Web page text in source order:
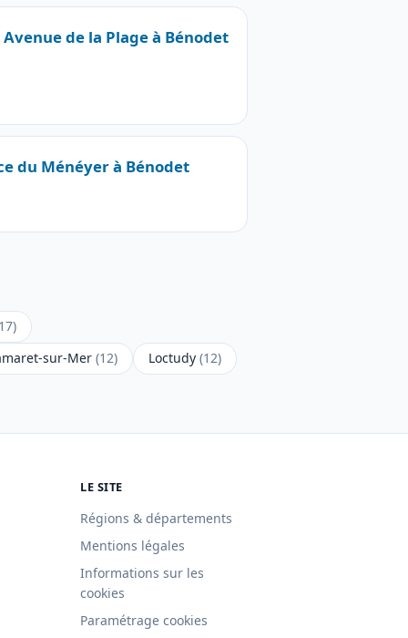
de la Plage à Bénodet
du Ménéyer à Bénodet
sur-Mer (12) Loctudy (12)
LE SITE
Régions & départements
Mentions légales
Informations sur les
cookies
Paramétrage cookies